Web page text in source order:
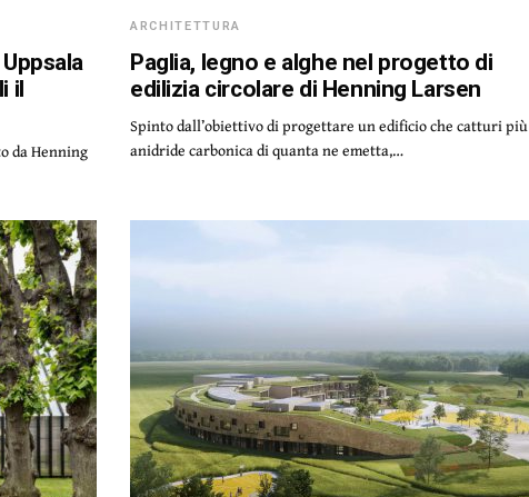
il
da Henning
ARCHITETTURA
Paglia, legno e alghe nel progetto di
edilizia circolare di Henning Larsen
Spinto dall’obiettivo di progettare un edificio che catturi più
anidride carbonica di quanta ne emetta,…